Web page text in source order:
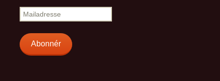
Mailadresse
Abonnér